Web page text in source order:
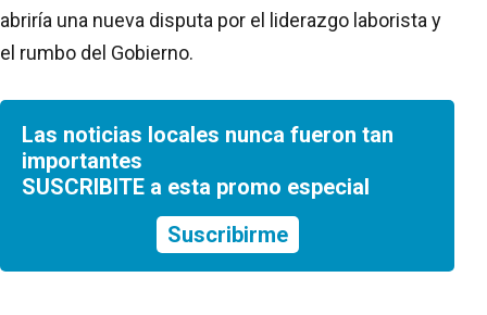
abriría una nueva disputa por el liderazgo laborista y
el rumbo del Gobierno.
Las noticias locales nunca fueron tan
importantes
SUSCRIBITE a esta promo especial
Suscribirme